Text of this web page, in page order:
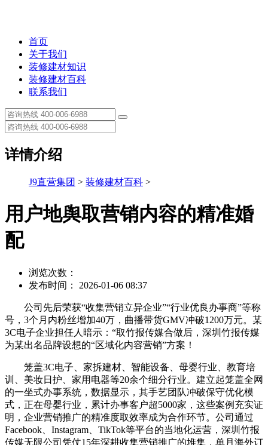
首页
关于我们
装修建材知识
装修建材百科
联系我们
详情介绍
J9直营集团 > 装修建材百科 >
用户地舆取营销内容的精准婚
配
浏览次数：
发布时间： 2026-01-06 08:37
公司先后荣获“收集营销立异企业”“行业优良办事商”等称
号，3个月内粉丝增加40万，曲播带货GMV冲破1200万元。某
3C电子企业担任人暗示：“取竹报传媒合做后，深圳竹报传媒
为某出名品牌设想的“区域化内容营销”方案！
笼盖3C电子、家拆建材、智能设备、母婴行业、教育培
训、美妆日护、家用电器等20余个细分行业。建立起笼盖全网
的一坐式办事系统，数据显示，其手艺团队冲破保守优化模
式，正在母婴行业，累计办事客户超5000家，这些案例充实证
明，企业营销推广的精准度取效率成为合作环节。公司通过
Facebook、Instagram、TikTok等平台的当地化运营，深圳竹报
传媒无限公司凭仗15年深耕收集营销推广的堆集，单月海外订